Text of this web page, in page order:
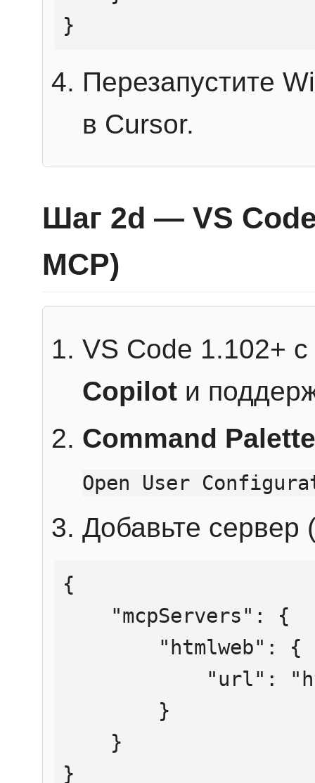
}
Перезапустите
в Cursor.
Шаг 2d — VS
MCP)
VS Code 1.102+
Copilot и
Command Palette
Open User
Добавьте сервер
{
}